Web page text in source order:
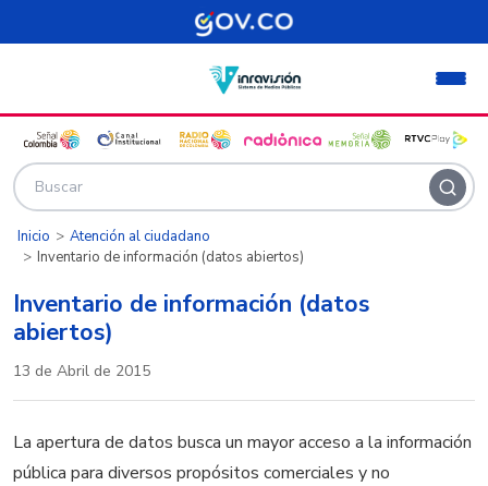
Pasar al contenido principal
Inicio
Atención al ciudadano
Inventario de información (datos abiertos)
Inventario de información (datos
abiertos)
13 de Abril de 2015
La apertura de datos busca un mayor acceso a la información
pública para diversos propósitos comerciales y no